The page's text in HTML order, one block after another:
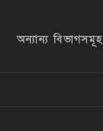
অন্যান্য বিভাগসমূহ